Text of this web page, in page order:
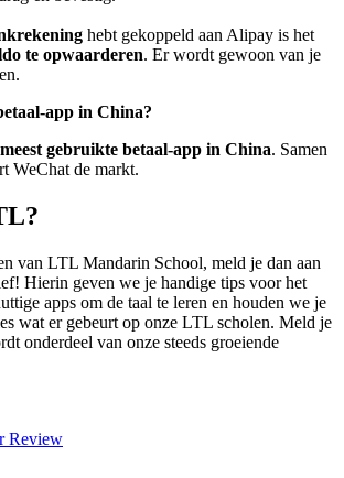
hebt gekoppeld aan Alipay is het
te opwaarderen. Er wordt gewoon van je
app in China?
gebruikte betaal-app in China. Samen
WeChat de markt.
van LTL Mandarin School, meld je dan aan
Hierin geven we je handige tips voor het
apps om de taal te leren en houden we je
wat er gebeurt op onze LTL scholen. Meld je
onderdeel van onze steeds groeiende
Review